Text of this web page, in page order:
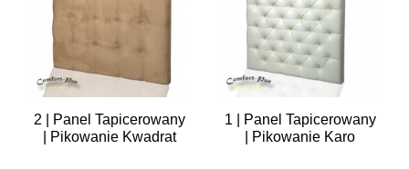
2 | Panel Tapicerowany
| Pikowanie Kwadrat
1 | Panel Tapicerowany
| Pikowanie Karo